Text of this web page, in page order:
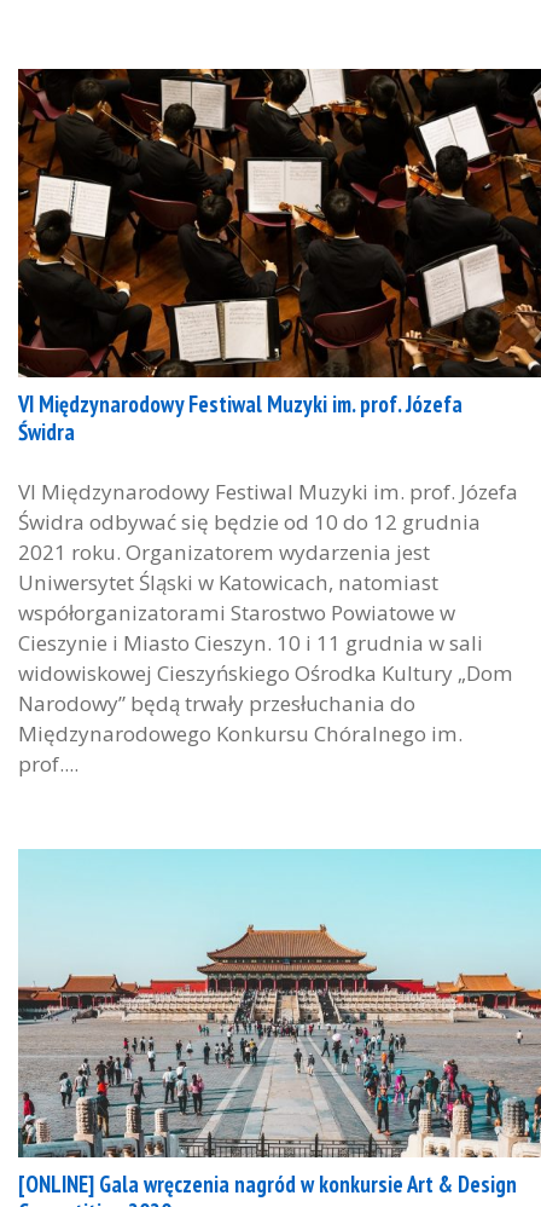
VI Międzynarodowy Festiwal Muzyki im. prof. Józefa
Świdra
VI Międzynarodowy Festiwal Muzyki im. prof. Józefa
Świdra odbywać się będzie od 10 do 12 grudnia
2021 roku. Organizatorem wydarzenia jest
Uniwersytet Śląski w Katowicach, natomiast
współorganizatorami Starostwo Powiatowe w
Cieszynie i Miasto Cieszyn. 10 i 11 grudnia w sali
widowiskowej Cieszyńskiego Ośrodka Kultury „Dom
Narodowy” będą trwały przesłuchania do
Międzynarodowego Konkursu Chóralnego im.
prof....
[ONLINE] Gala wręczenia nagród w konkursie Art & Design